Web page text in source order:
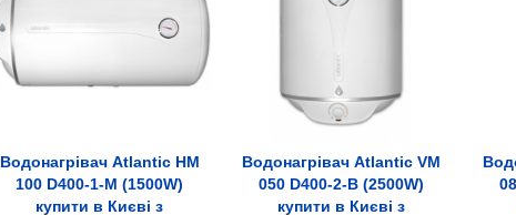
Все про товар
Водонагрівач Atlantic HM
100 D400-1-M (1500W)
купити в Києві з
Все про товар
Водонагрівач Atlantic VM
050 D400-2-B (2500W)
купити в Києві з